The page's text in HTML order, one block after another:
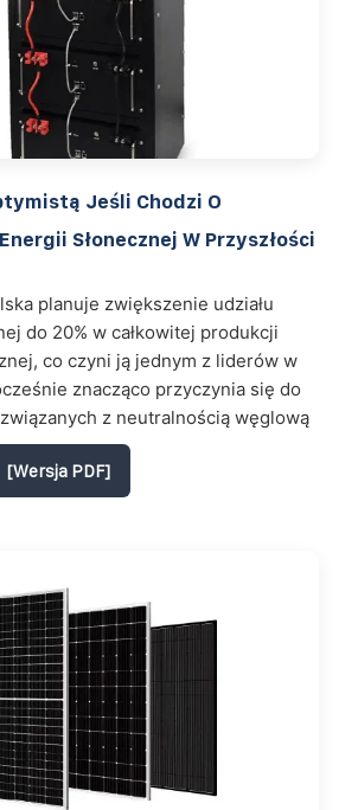
Jeśli Chodzi O
Słonecznej W Przyszłości
planuje zwiększenie udziału
do 20% w całkowitej produkcji
co czyni ją jednym z liderów w
znacząco przyczynia się do
z neutralnością węglową
[Wersja PDF]